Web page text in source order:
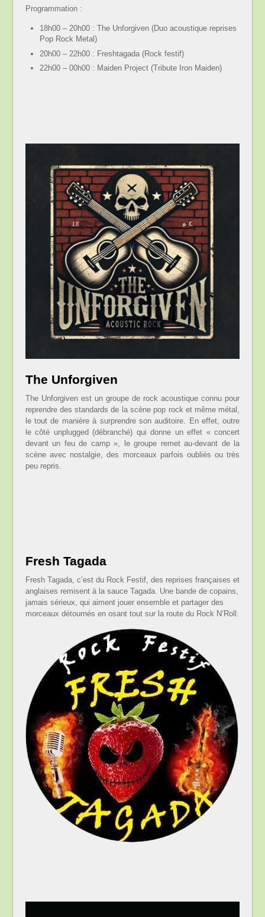
Programmation :
18h00 – 20h00 : The Unforgiven (Duo acoustique reprises
Pop Rock Metal)
20h00 – 22h00 : Freshtagada (Rock festif)
22h00 – 00h00 : Maiden Project (Tribute Iron Maiden)
The Unforgiven
The Unforgiven est un groupe de rock acoustique connu pour
reprendre des standards de la scène pop rock et même métal,
le tout de manière à surprendre son auditoire. En effet, outre
le côté unplugged (débranché) qui donne un effet « concert
devant un feu de camp », le groupe remet au-devant de la
scène avec nostalgie, des morceaux parfois oubliés ou très
peu repris.
Fresh Tagada
Fresh Tagada, c’est du Rock Festif, des reprises françaises et
anglaises remisent à la sauce Tagada. Une bande de copains,
jamais sérieux, qui aiment jouer ensemble et partager des
morceaux détournés en osant tout sur la route du Rock N’Roll.